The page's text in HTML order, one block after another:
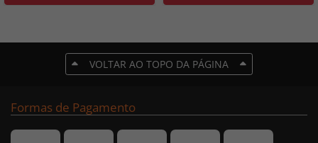
VOLTAR AO TOPO DA PÁGINA
Formas de Pagamento